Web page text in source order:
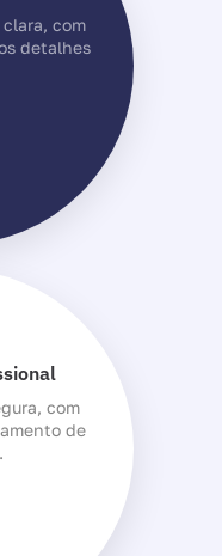
com
detalhes
com
de